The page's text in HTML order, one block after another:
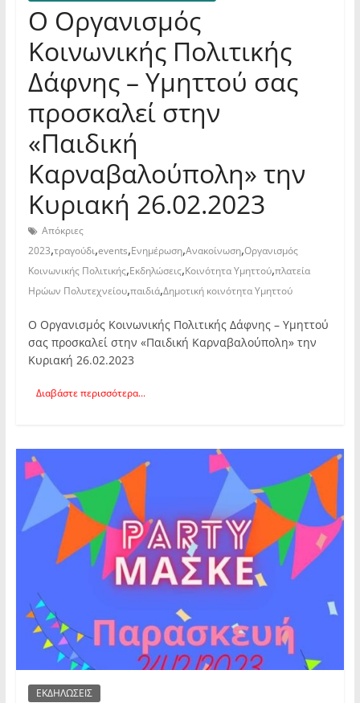
Ο Οργανισμός
Κοινωνικής Πολιτικής
Δάφνης – Υμηττού σας
προσκαλεί στην
«Παιδική
Καρναβαλούπολη» την
Κυριακή 26.02.2023
Απόκριες
2023,τραγούδι,events,Ενημέρωση,Ανακοίνωση,Οργανισμός
Κοινωνικής Πολιτικής,Εκδηλώσεις,Κοινότητα Υμηττού,πλατεία
Ηρώων Πολυτεχνείου,παιδιά,Δημοτική κοινότητα Υμηττού
Ο Οργανισμός Κοινωνικής Πολιτικής Δάφνης – Υμηττού
σας προσκαλεί στην «Παιδική Καρναβαλούπολη» την
Κυριακή 26.02.2023
Διαβάστε περισσότερα...
ΕΚΔΗΛΩΣΕΙΣ